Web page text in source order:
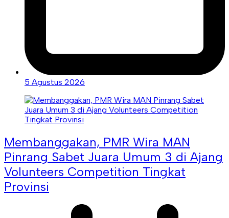
5 Agustus 2026
Membanggakan, PMR Wira MAN
Pinrang Sabet Juara Umum 3 di Ajang
Volunteers Competition Tingkat
Provinsi